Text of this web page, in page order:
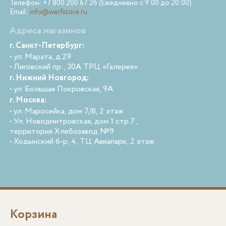
Телефон: +7 800 200 67 26 (Ежедневно с 9:00 до 20:00)
Email: info@werfstore.ru
Адреса магазинов
г. Санкт-Петербург:
• ул. Марата, д.29
• Лиговский пр., 30А ТРЦ «Галерея»
г. Нижний Новгород:
• ул. Большая Покровская, 9А
г. Москва:
• ул. Маросейка, дом 7/8, 2 этаж
• Ул. Новодмитровская, дом 1 стр.7 ,
территория Хлебозавод №9
• Ходынский б-р, 4, ТЦ Авиапарк, 2 этаж
Корзина